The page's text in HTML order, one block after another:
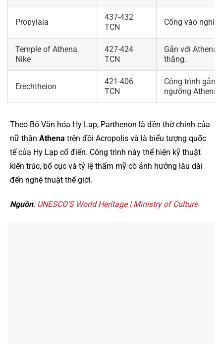
Propylaia
437-432
TCN
Cổng vào nghi
Temple of Athena
Nike
427-424
TCN
Gắn với Athena
thắng.
Erechtheion
421-406
TCN
Công trình gắn
ngưỡng Athens.
Theo Bộ Văn hóa Hy Lạp, Parthenon là đền thờ chính của
nữ thần Athena trên đồi Acropolis và là biểu tượng quốc
tế của Hy Lạp cổ điển. Công trình này thể hiện kỹ thuật
kiến trúc, bố cục và tỷ lệ thẩm mỹ có ảnh hưởng lâu dài
đến nghệ thuật thế giới.
Nguồn: UNESCO’S World Heritage | Ministry of Culture